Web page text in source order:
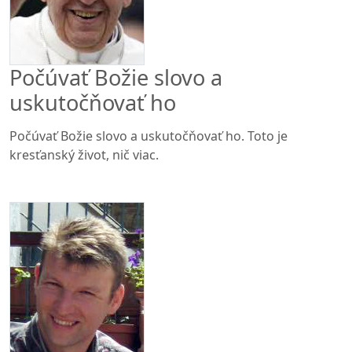
Počúvať Božie slovo a
uskutočňovať ho
Počúvať Božie slovo a uskutočňovať ho. Toto je
kresťanský život, nič viac.